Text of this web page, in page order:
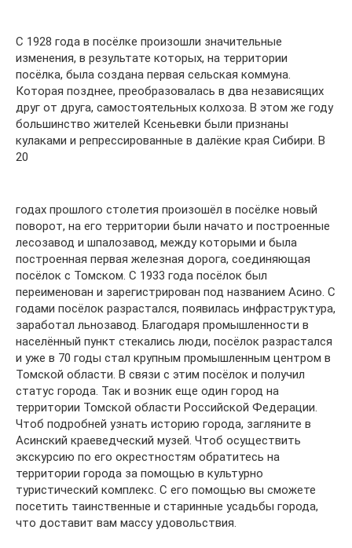
С 1928 года в посёлке произошли значительные
изменения, в результате которых, на территории
посёлка, была создана первая сельская коммуна.
Которая позднее, преобразовалась в два независящих
друг от друга, самостоятельных колхоза. В этом же году
большинство жителей Ксеньевки были признаны
кулаками и репрессированные в далёкие края Сибири. В
20
годах прошлого столетия произошёл в посёлке новый
поворот, на его территории были начато и построенные
лесозавод и шпалозавод, между которыми и была
построенная первая железная дорога, соединяющая
посёлок с Томском. С 1933 года посёлок был
переименован и зарегистрирован под названием Асино. С
годами посёлок разрастался, появилась инфраструктура,
заработал льнозавод. Благодаря промышленности в
населённый пункт стекались люди, посёлок разрастался
и уже в 70 годы стал крупным промышленным центром в
Томской области. В связи с этим посёлок и получил
статус города. Так и возник еще один город на
территории Томской области Российской Федерации.
Чтоб подробней узнать историю города, загляните в
Асинский краеведческий музей. Чтоб осуществить
экскурсию по его окрестностям обратитесь на
территории города за помощью в культурно
туристический комплекс. С его помощью вы сможете
посетить таинственные и старинные усадьбы города,
что доставит вам массу удовольствия.